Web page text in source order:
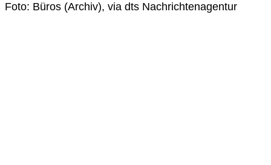
Foto: Büros (Archiv), via dts Nachrichtenagentur